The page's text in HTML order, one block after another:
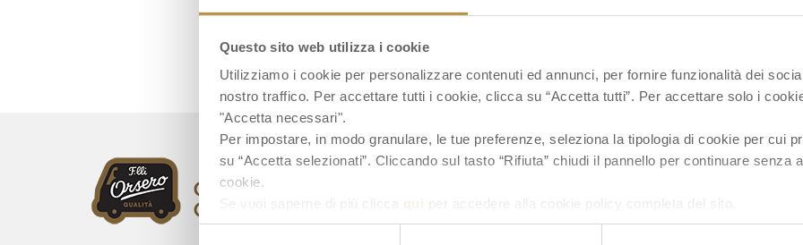
Questo sito web utilizza i cookie
Utilizziamo i cookie per personalizzare contenuti ed annunci, per fornire funzionalità dei
nostro traffico. Per accettare tutti i cookie, clicca su “Accetta tutti”. Per accettare solo i
"Accetta necessari".
Per impostare, in modo granulare, le tue preferenze, seleziona la tipologia di cookie per cui
su “Accetta selezionati”. Cliccando sul tasto “Rifiuta” chiudi il pannello per continuare senza
cookie.
Se vuoi saperne di più clicca
qui per accedere alla cookie policy completa del sito.